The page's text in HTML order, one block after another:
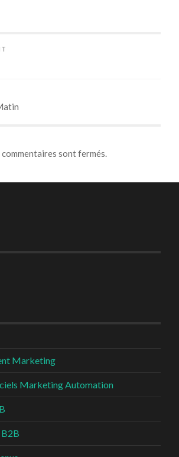
commentaires sont fermés.
Marketing
Marketing Automation